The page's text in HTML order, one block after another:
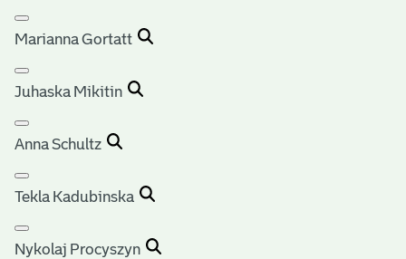
Marianna Gortatt
Juhaska Mikitin
Anna Schultz
Tekla Kadubinska
Nykolaj Procyszyn